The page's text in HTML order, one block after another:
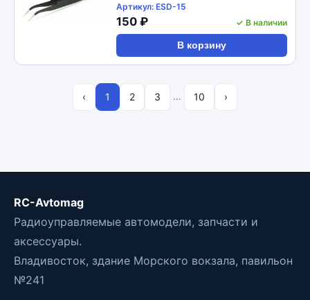
Артикул: ESD-15
150 ₽ ✓ В наличии
В корзину
‹ 1 2 3 … 10 ›
RC-Avtomag
Радиоуправляемые автомодели, запчасти и
аксессуары.
Владивосток, здание Морского вокзала, павильон
№241